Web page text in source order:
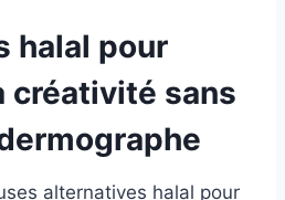
halal pour
créativité sans
alternatives halal pour